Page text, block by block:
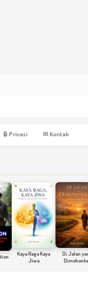
🔒 Privasi ✉ Kontak
Kaya Raga Kaya
Jiwa
Di Jalan yang
Dimohonkan